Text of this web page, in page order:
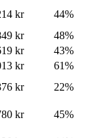
kr 44%
kr 48%
kr 43%
kr 61%
kr 22%
kr 45%